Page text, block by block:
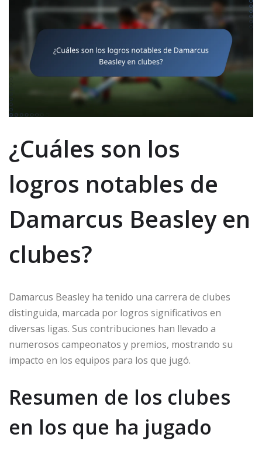
¿Cuáles son los
logros notables de
Damarcus Beasley en
clubes?
Damarcus Beasley ha tenido una carrera de clubes
distinguida, marcada por logros significativos en
diversas ligas. Sus contribuciones han llevado a
numerosos campeonatos y premios, mostrando su
impacto en los equipos para los que jugó.
Resumen de los clubes
en los que ha jugado